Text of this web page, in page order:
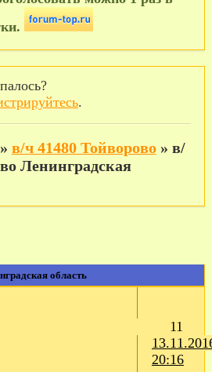
.
» в/ч 41480 Тойворово » в/
Ленинградская
область
11
20:16